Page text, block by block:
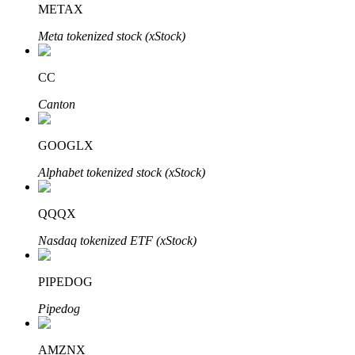
Penguncian BTR
Investasi eksklusif untuk pemegang BTR
Pinjaman
METAX
Meta tokenized stock (xStock)
CC
Canton
GOOGLX
Alphabet tokenized stock (xStock)
QQQX
Nasdaq tokenized ETF (xStock)
PIPEDOG
Pipedog
AMZNX